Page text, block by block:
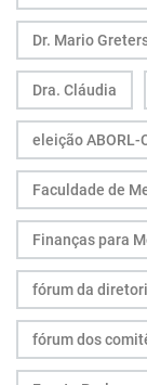
Dr. Mario
Dra. Cláudia
eleição ABORL-
Faculdade de
Finanças para
fórum da
fórum dos